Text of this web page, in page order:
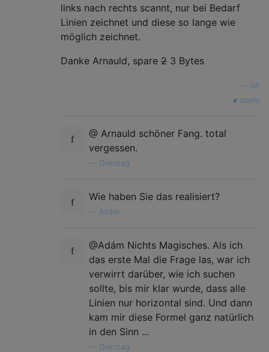
links nach rechts scannt, nur bei Bedarf
Linien zeichnet und diese so lange wie
möglich zeichnet.
Danke Arnauld, spare 2 3 Bytes
tsh
quelle
@ Arnauld schöner Fang. total
vergessen.
Dienstag,
Wie haben Sie das realisiert?
Adám
@Adám Nichts Magisches. Als ich
das erste Mal die Frage las, war ich
verwirrt darüber, wie ich suchen
sollte, bis mir klar wurde, dass alle
Linien nur horizontal sind. Und dann
kam mir diese Formel ganz natürlich
in den Sinn ...
Dienstag,